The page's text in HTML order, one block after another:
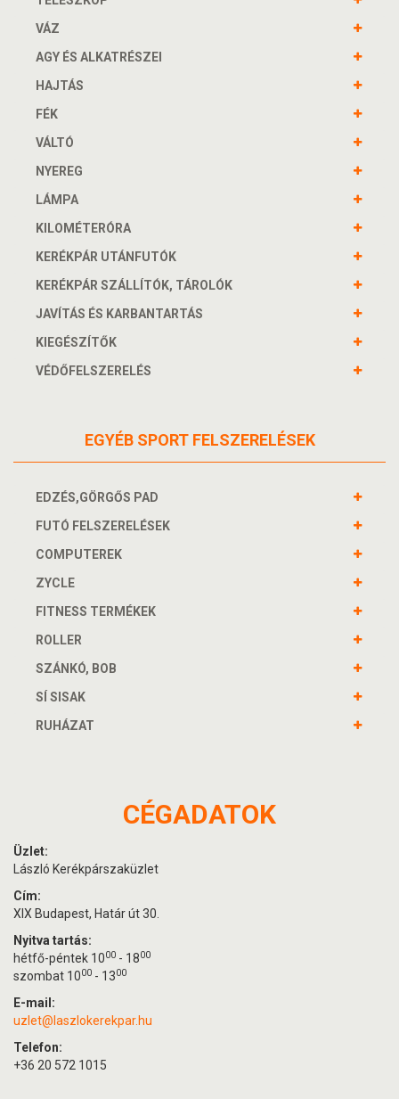
VÁZ
AGY ÉS ALKATRÉSZEI
HAJTÁS
FÉK
VÁLTÓ
NYEREG
LÁMPA
KILOMÉTERÓRA
KERÉKPÁR UTÁNFUTÓK
KERÉKPÁR SZÁLLÍTÓK, TÁROLÓK
JAVÍTÁS ÉS KARBANTARTÁS
KIEGÉSZÍTŐK
VÉDŐFELSZERELÉS
EGYÉB SPORT FELSZERELÉSEK
EDZÉS,GÖRGŐS PAD
FUTÓ FELSZERELÉSEK
COMPUTEREK
ZYCLE
FITNESS TERMÉKEK
ROLLER
SZÁNKÓ, BOB
SÍ SISAK
RUHÁZAT
CÉGADATOK
Üzlet:
László Kerékpárszaküzlet
Cím:
XIX Budapest, Határ út 30.
Nyitva tartás:
hétfő-péntek 1000 - 1800
szombat 1000 - 1300
E-mail:
uzlet@laszlokerekpar.hu
Telefon:
+36 20 572 1015